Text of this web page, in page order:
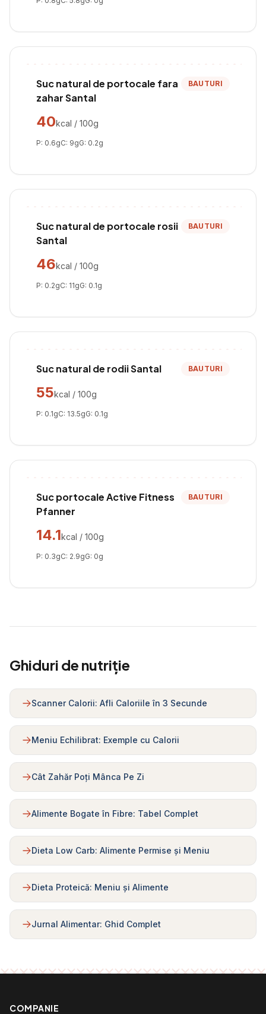
Suc natural de portocale fara
zahar Santal
BAUTURI
40kcal / 100g
P: 0.6gC: 9gG: 0.2g
Suc natural de portocale rosii
Santal
BAUTURI
46kcal / 100g
P: 0.2gC: 11gG: 0.1g
Suc natural de rodii Santal BAUTURI
55kcal / 100g
P: 0.1gC: 13.5gG: 0.1g
Suc portocale Active Fitness
Pfanner
BAUTURI
14.1kcal / 100g
P: 0.3gC: 2.9gG: 0g
Ghiduri de nutriție
Scanner Calorii: Afli Caloriile în 3 Secunde
Meniu Echilibrat: Exemple cu Calorii
Cât Zahăr Poți Mânca Pe Zi
Alimente Bogate în Fibre: Tabel Complet
Dieta Low Carb: Alimente Permise și Meniu
Dieta Proteică: Meniu și Alimente
Jurnal Alimentar: Ghid Complet
COMPANIE